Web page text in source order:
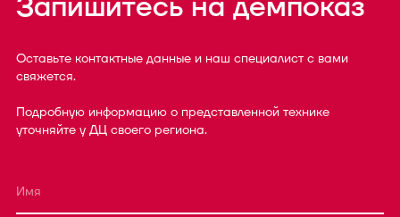
Оставьте контактные данные и наш специалист с вами
свяжется.
Подробную информацию о представленной технике
уточняйте у ДЦ своего региона.